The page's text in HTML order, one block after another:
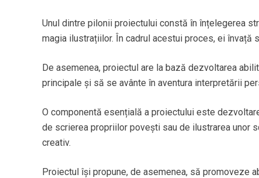
Unul dintre pilonii proiectului constă în înțelegerea
magia ilustrațiilor. În cadrul acestui proces, ei
De asemenea, proiectul are la bază dezvoltarea
principale și să se avânte în aventura interpretării
O componentă esențială a proiectului este
de scrierea propriilor povești sau de ilustrarea unor
creativ.
Proiectul își propune, de asemenea, să promoveze